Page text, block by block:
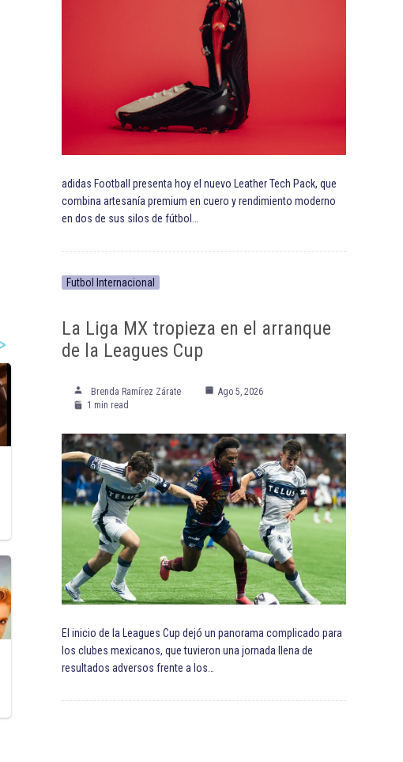
adidas Football presenta hoy el nuevo Leather Tech Pack, que
combina artesanía premium en cuero y rendimiento moderno
en dos de sus silos de fútbol…
Futbol Internacional
La Liga MX tropieza en el arranque
de la Leagues Cup
Brenda Ramírez Zárate
Ago 5, 2026
1 min read
El inicio de la Leagues Cup dejó un panorama complicado para
los clubes mexicanos, que tuvieron una jornada llena de
resultados adversos frente a los…